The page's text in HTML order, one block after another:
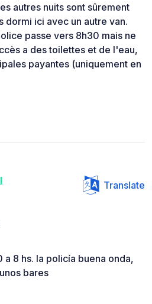
autres nuits sont sûrement
dormi ici avec un autre van.
passe vers 8h30 mais ne
a des toilettes et de l'eau,
payantes (uniquement en
Translate
8 hs. la policía buena onda,
bares